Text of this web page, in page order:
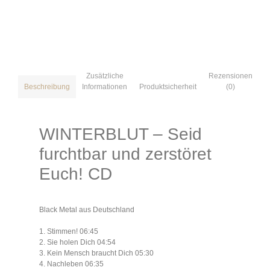
Beschreibung
Zusätzliche
Informationen
Produktsicherheit
Rezensionen
(0)
WINTERBLUT – Seid
furchtbar und zerstöret
Euch! CD
Black Metal aus Deutschland
1. Stimmen! 06:45
2. Sie holen Dich 04:54
3. Kein Mensch braucht Dich 05:30
4. Nachleben 06:35